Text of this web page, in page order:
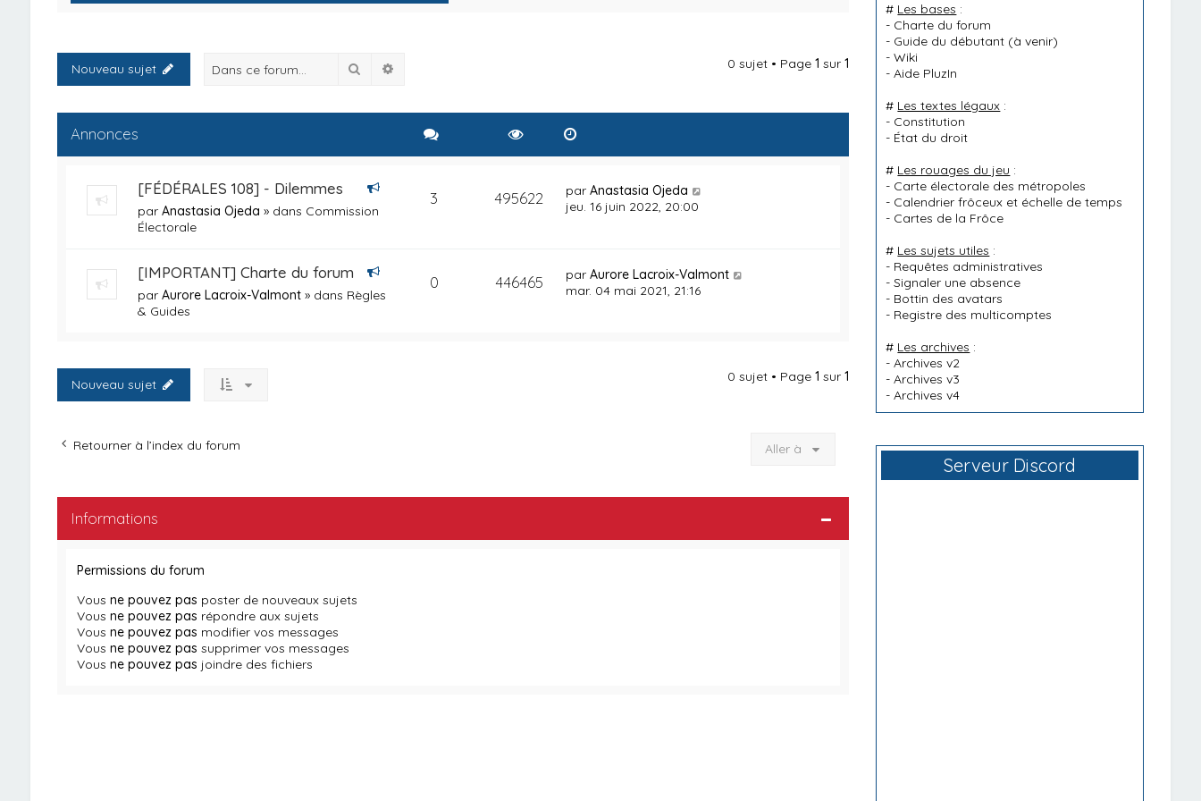
Nouveau sujet Rechercher 0 sujet • Page1 sur1
Annonces
[FÉDÉRALES 108] - Dilemmes
par Anastasia Ojeda » dans Commission
Électorale
3 495622 parAnastasia Ojeda
jeu. 16 juin 2022, 20:00
[IMPORTANT] Charte du forum
par Aurore Lacroix-Valmont » dans Règles
& Guides
0 446465 parAurore Lacroix-Valmont
mar. 04 mai 2021, 21:16
Nouveau sujet 0 sujet • Page1 sur1
Retourner à l’index du forum Aller à
Informations
Permissions du forum
Vous ne pouvez pas poster de nouveaux sujets
Vous ne pouvez pas répondre aux sujets
Vous ne pouvez pas modifier vos messages
Vous ne pouvez pas supprimer vos messages
Vous ne pouvez pas joindre des fichiers
# Les bases :
- Charte du forum
- Guide du débutant (à venir)
-Wiki
-Aide PluzIn
# Les textes légaux :
- Constitution
- État du droit
# Les rouages du jeu :
- Carte électorale des métropoles
- Calendrier frôceux et échelle de temps
- Cartes de la Frôce
# Les sujets utiles :
- Requêtes administratives
-Signaler une absence
- Bottin des avatars
- Registre des multicomptes
# Les archives :
-Archives v2
-Archives v3
-Archives v4
Serveur Discord